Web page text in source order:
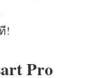
!
Pro